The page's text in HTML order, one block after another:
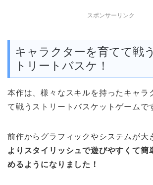
スポンサーリンク
キャラクターを育てて戦
トリートバスケ！
本作は、様々なスキルを持ったキャラ
て戦うストリートバスケットゲームで
前作からグラフィックやシステムが大
よりスタイリッシュで遊びやすくて簡
めるようになりました！